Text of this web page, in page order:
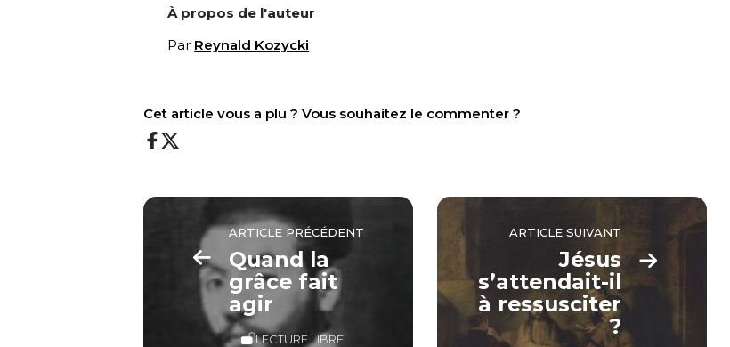
À propos de l'auteur
Par Reynald Kozycki
Cet article vous a plu ? Vous souhaitez le commenter ?
ARTICLE PRÉCÉDENT
Quand la
grâce fait
agir
LECTURE LIBRE
ARTICLE SUIVANT
Jésus
s’attendait-il
à ressusciter
?